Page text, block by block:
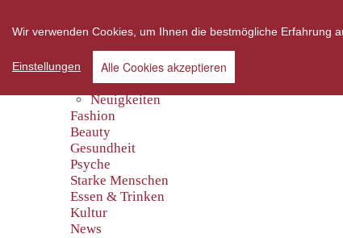
Home
Neuigkeiten
Fashion
Beauty
Gesundheit
Psyche
Starke Menschen
Essen & Trinken
Kultur
News
Wir verwenden Cookies, um Ihnen die bestmögliche Erfahrung
Einstellungen Alle Cookies akzeptieren